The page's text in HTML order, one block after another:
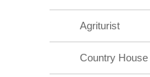
Agriturist
Country House